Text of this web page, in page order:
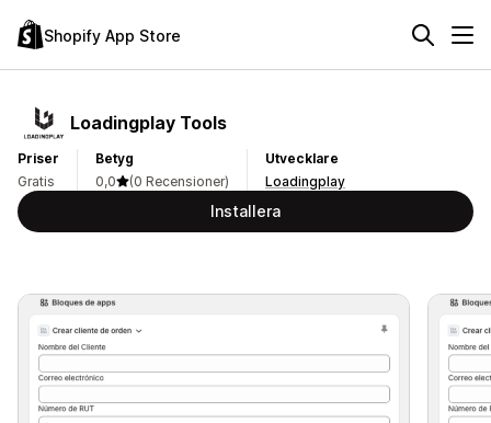
Shopify App Store
Loadingplay Tools
Priser
Gratis
Betyg
0,0
(0 Recensioner)
Utvecklare
Loadingplay
Installera